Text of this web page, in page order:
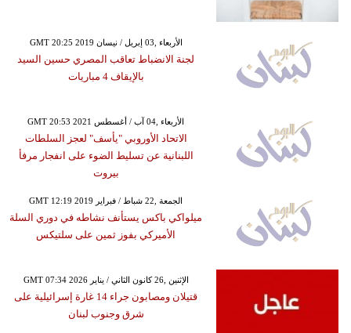
GMT 20:25 2019 الأربعاء ,03 إبريل / نيسان
لجنة الانضباط تعاقب المصري حسين السيد
بالإيقاف 4 مباريات
GMT 20:53 2021 الأربعاء ,04 آب / أغسطس
الاتحاد الأوروبي "يأسف" لعجز السلطات
اللبنانية عن تسليط الضوء على انفجار مرفأ
بيروت
GMT 12:19 2019 الجمعة ,22 شباط / فبراير
ميلواكي باكس يستأنف نشاطه في دوري السلة
الأميركي بفوز ثمين على سلتيكس
GMT 07:34 2026 الإثنين ,26 كانون الثاني / يناير
قتيلان ومصابون جراء 14 غارة إسرائيلية على
شرق وجنوب لبنان